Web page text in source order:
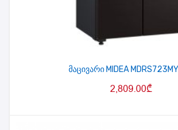
მაცივარი MIDEA
2,809.00₾